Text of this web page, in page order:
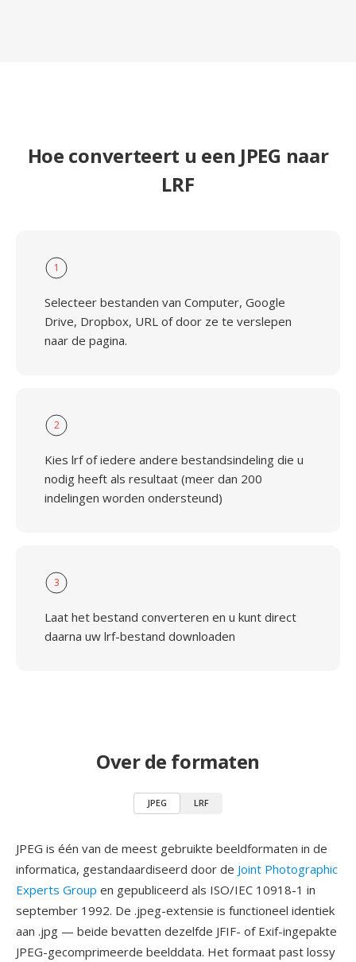
Hoe converteert u een JPEG naar
LRF
1
Selecteer bestanden van Computer, Google
Drive, Dropbox, URL of door ze te verslepen
naar de pagina.
2
Kies lrf of iedere andere bestandsindeling die u
nodig heeft als resultaat (meer dan 200
indelingen worden ondersteund)
3
Laat het bestand converteren en u kunt direct
daarna uw lrf-bestand downloaden
Over de formaten
JPEG LRF
JPEG is één van de meest gebruikte beeldformaten in de
informatica, gestandaardiseerd door de Joint Photographic
Experts Group en gepubliceerd als ISO/IEC 10918-1 in
september 1992. De .jpeg-extensie is functioneel identiek
aan .jpg — beide bevatten dezelfde JFIF- of Exif-ingepakte
JPEG-gecomprimeerde beelddata. Het formaat past lossy